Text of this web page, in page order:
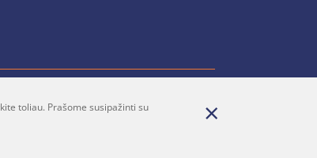
Parašykite mums
toliau. Prašome susipažinti su